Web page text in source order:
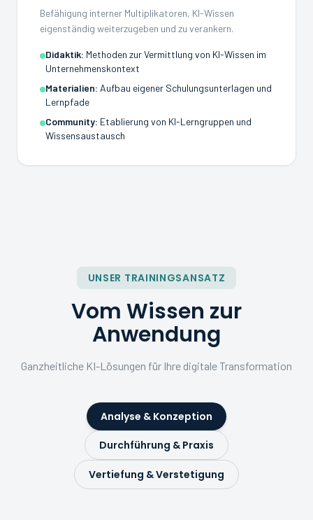
Befähigung interner Multiplikatoren, KI-Wissen
eigenständig weiterzugeben und zu verankern.
Didaktik: Methoden zur Vermittlung von KI-Wissen im
Unternehmenskontext
Materialien: Aufbau eigener Schulungsunterlagen und
Lernpfade
Community: Etablierung von KI-Lerngruppen und
Wissensaustausch
UNSER TRAININGSANSATZ
Vom Wissen zur
Anwendung
Ganzheitliche KI-Lösungen für Ihre digitale Transformation
Analyse & Konzeption
Durchführung & Praxis
Vertiefung & Verstetigung